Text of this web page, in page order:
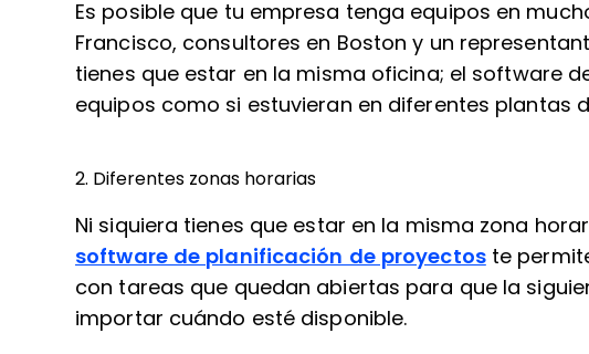
Es posible que tu empresa tenga equipos en
Francisco, consultores en Boston y un
tienes que estar en la misma oficina; el software
equipos como si estuvieran en diferentes plantas
2. Diferentes zonas horarias
Ni siquiera tienes que estar en la misma zona
software de planificación de proyectoste
con tareas que quedan abiertas para que la
importar cuándo esté disponible.